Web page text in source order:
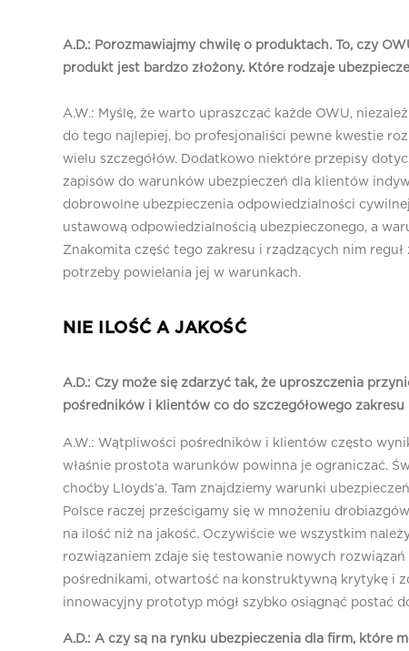
A.D.: Porozmawiajmy chwilę o produktach. To, czy
produkt jest bardzo złożony. Które rodzaje
A.W.: Myślę, że warto upraszczać każde OWU,
do tego najlepiej, bo profesjonaliści pewne kwestie
wielu szczegółów. Dodatkowo niektóre przepisy
zapisów do warunków ubezpieczeń dla klientów
dobrowolne ubezpieczenia odpowiedzialności
ustawową odpowiedzialnością ubezpieczonego, a
Znakomita część tego zakresu i rządzących nim
potrzeby powielania jej w warunkach.
NIE ILOŚĆ A JAKOŚĆ
A.D.: Czy może się zdarzyć tak, że uproszczenia
pośredników i klientów co do szczegółowego
A.W.: Wątpliwości pośredników i klientów często
właśnie prostota warunków powinna je ograniczać.
choćby Lloyds’a. Tam znajdziemy warunki
Polsce raczej prześcigamy się w mnożeniu
na ilość niż na jakość. Oczywiście we wszystkim
rozwiązaniem zdaje się testowanie nowych
pośrednikami, otwartość na konstruktywną krytykę i
innowacyjny prototyp mógł szybko osiągnąć postać
A.D.: A czy są na rynku ubezpieczenia dla firm, które